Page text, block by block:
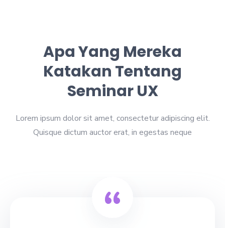
Apa Yang Mereka
Katakan Tentang
Seminar UX
Lorem ipsum dolor sit amet, consectetur adipiscing elit.
Quisque dictum auctor erat, in egestas neque